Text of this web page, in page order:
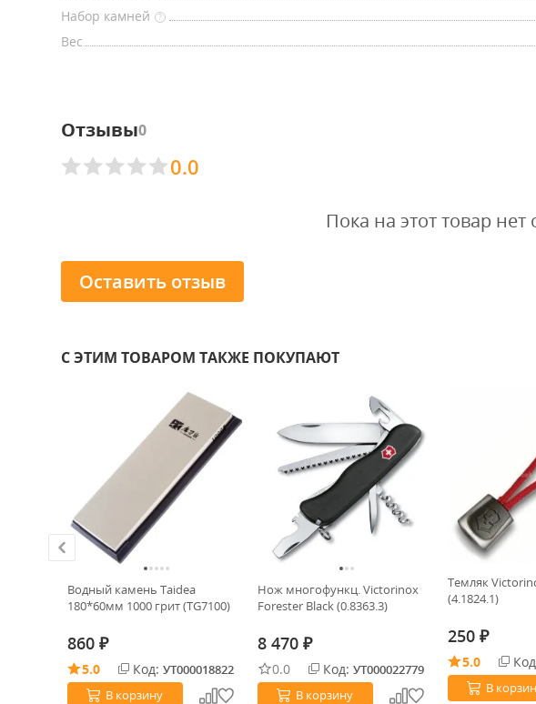
Набор камней ?
Вес
Отзывы0
0.0
Пока на этот товар
Оставить отзыв
С ЭТИМ ТОВАРОМ ТАКЖЕ ПОКУПАЮТ
Водный камень Taidea
180*60мм 1000 грит (TG7100)
860 ₽
5.0 Код: УТ000018822
В корзину
Нож многофункц. Victorinox
Forester Black (0.8363.3)
8 470 ₽
0.0 Код: УТ000022779
В корзину
Темляк
(4.1824.1)
250 ₽
5.0
В